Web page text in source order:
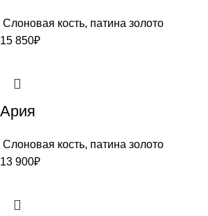
Слоновая кость, патина золото
15 850₽
Ария
Слоновая кость, патина золото
13 900₽